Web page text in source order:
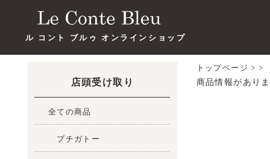
ル コント ブルゥ オンラインショップ
店頭受け取り
全ての商品
プチガトー
トップページ >>
商品情報があり